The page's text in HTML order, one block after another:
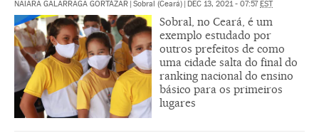
NAIARA GALARRAGA GORTÁZAR Sobral (Ceará) DEC 13, 2021 - 07:57 EST
Sobral, no Ceará, é um
exemplo estudado por
outros prefeitos de como
uma cidade salta do final do
ranking nacional do ensino
básico para os primeiros
lugares